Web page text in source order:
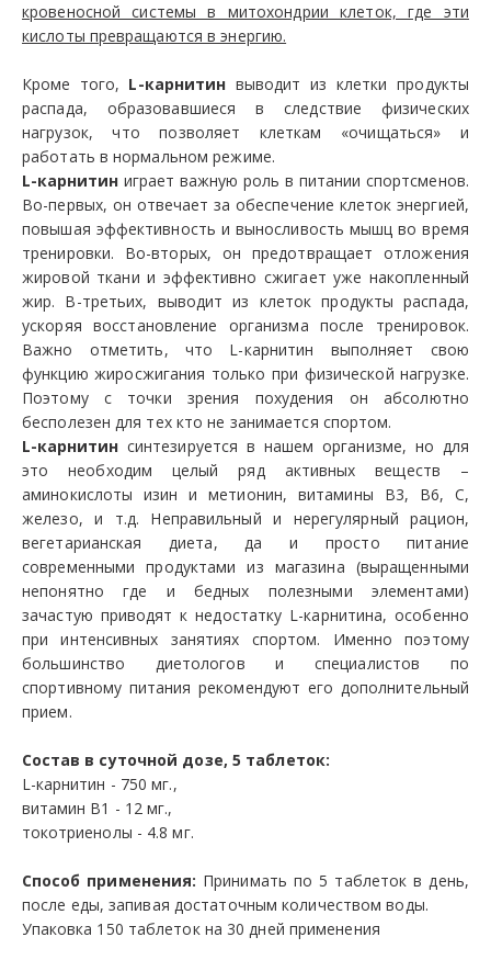
кровеносной системы в митохондрии клеток, где эти
кислоты превращаются в энергию.
Кроме того, L-карнитин выводит из клетки продукты
распада, образовавшиеся в следствие физических
нагрузок, что позволяет клеткам «очищаться» и
работать в нормальном режиме.
L-карнитин играет важную роль в питании спортсменов.
Во-первых, он отвечает за обеспечение клеток энергией,
повышая эффективность и выносливость мышц во время
тренировки. Во-вторых, он предотвращает отложения
жировой ткани и эффективно сжигает уже накопленный
жир. В-третьих, выводит из клеток продукты распада,
ускоряя восстановление организма после тренировок.
Важно отметить, что L-карнитин выполняет свою
функцию жиросжигания только при физической нагрузке.
Поэтому с точки зрения похудения он абсолютно
бесполезен для тех кто не занимается спортом.
L-карнитин синтезируется в нашем организме, но для
это необходим целый ряд активных веществ –
аминокислоты изин и метионин, витамины B3, B6, C,
железо, и т.д. Неправильный и нерегулярный рацион,
вегетарианская диета, да и просто питание
современными продуктами из магазина (выращенными
непонятно где и бедных полезными элементами)
зачастую приводят к недостатку L-карнитина, особенно
при интенсивных занятиях спортом. Именно поэтому
большинство диетологов и специалистов по
спортивному питания рекомендуют его дополнительный
прием.
Состав в суточной дозе, 5 таблеток:
L-карнитин - 750 мг.,
витамин B1 - 12 мг.,
токотриенолы - 4.8 мг.
Способ применения: Принимать по 5 таблеток в день,
после еды, запивая достаточным количеством воды.
Упаковка 150 таблеток на 30 дней применения